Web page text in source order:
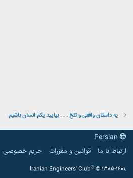
یه داستان واقعی و تلخ . . . بیایید یكم انسان باشیم
ارتباط با ما
قوانین و مقرّرات حریم خصوصی
Iranian Engineers' Club® © 1385-1401.